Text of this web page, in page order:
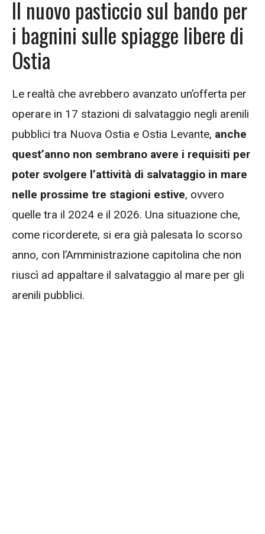
Il nuovo pasticcio sul bando per
i bagnini sulle spiagge libere di
Ostia
Le realtà che avrebbero avanzato un’offerta per
operare in 17 stazioni di salvataggio negli arenili
pubblici tra Nuova Ostia e Ostia Levante, anche
quest’anno non sembrano avere i requisiti per
poter svolgere l’attività di salvataggio in mare
nelle prossime tre stagioni estive, ovvero
quelle tra il 2024 e il 2026. Una situazione che,
come ricorderete, si era già palesata lo scorso
anno, con l’Amministrazione capitolina che non
riuscì ad appaltare il salvataggio al mare per gli
arenili pubblici.